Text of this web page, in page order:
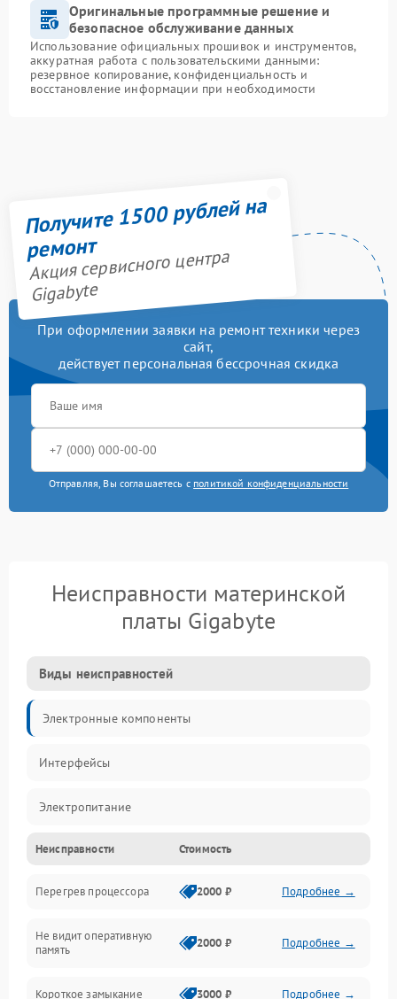
Оригинальные программные решение и
безопасное обслуживание данных
Использование официальных прошивок и инструментов,
аккуратная работа с пользовательскими данными:
резервное копирование, конфиденциальность и
восстановление информации при необходимости
Получите 1500 рублей на
ремонт
Акция сервисного центра
Gigabyte
При оформлении заявки на ремонт техники через
сайт,
действует персональная бессрочная скидка
Отправляя, Вы соглашаетесь с политикой конфиденциальности
Неисправности материнской
платы Gigabyte
Виды неисправностей
Электронные компоненты
Интерфейсы
Электропитание
Корпус/Герметичность
Механика
ПО/Микропрограмма
Неисправности Стоимость
Перегрев процессора 2000 ₽ Подробнее →
Не видит оперативную
память
2000 ₽ Подробнее →
Короткое замыкание 3000 ₽ Подробнее →